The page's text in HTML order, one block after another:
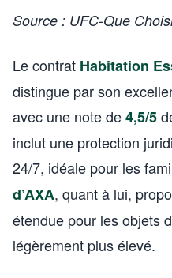
Source : UFC-Que
Le contrat Habitation
distingue par son
avec une note de4,5/5
inclut une protection
24/7, idéale pour les
d’AXA, quant à lui,
étendue pour les objets
légèrement plus élevé.